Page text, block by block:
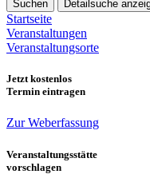
Suchen Detailsuche
Startseite
Veranstaltungen
Veranstaltungsorte
Jetzt kostenlos
Termin eintragen
Zur Weberfassung
Veranstaltungsstätte
vorschlagen